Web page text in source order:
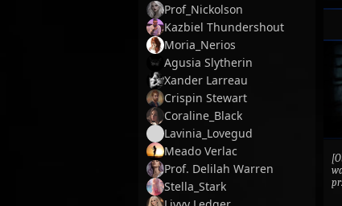
Prof_Nickolson
Kazbiel Thundershout
Moria_Nerios
Agusia Slytherin
Xander Larreau
Crispin Stewart
Coraline_Black
Lavinia_Lovegud
Meado Verlac
Prof. Delilah Warren
Stella_Stark